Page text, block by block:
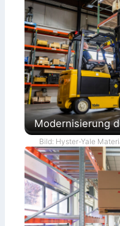
Modernisierung
Bild: Hyster-Yale